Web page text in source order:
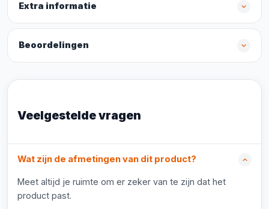
Extra informatie
Beoordelingen
Veelgestelde vragen
Wat zijn de afmetingen van dit product?
Meet altijd je ruimte om er zeker van te zijn dat het
product past.